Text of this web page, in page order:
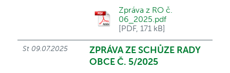
Zpráva z RO č.
06_2025.pdf
[PDF, 171 kB]
St 09.07.2025
ZPRÁVA ZE SCHŮZE RADY
OBCE Č. 5/2025